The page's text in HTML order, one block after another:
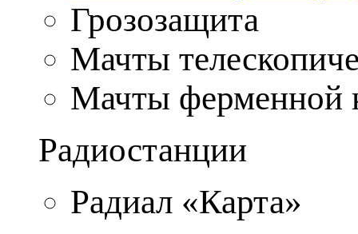
Грозозащита
Мачты
Мачты ферменной
Радиостанции
Радиал «Карта»